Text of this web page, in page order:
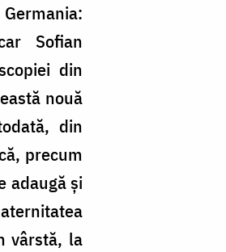
Sofian
din
nouă
din
precum
adaugă și
vârstă, la